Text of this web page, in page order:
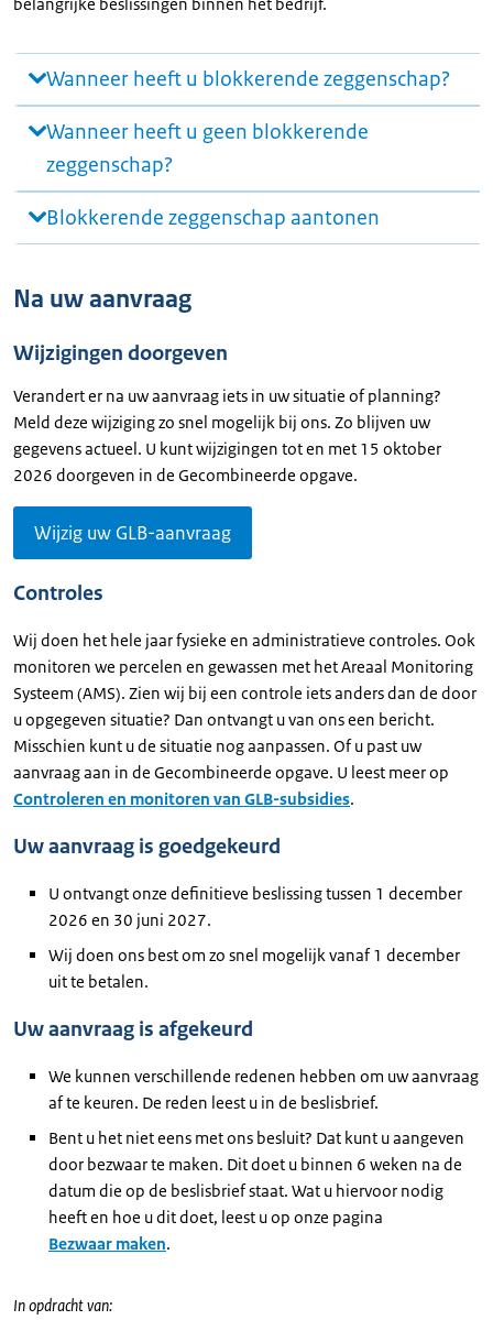
Wanneer heeft u blokkerende zeggenschap?
Wanneer heeft u geen blokkerende
zeggenschap?
Blokkerende zeggenschap aantonen
Na uw aanvraag
Wijzigingen doorgeven
Verandert er na uw aanvraag iets in uw situatie of planning?
Meld deze wijziging zo snel mogelijk bij ons. Zo blijven uw
gegevens actueel. U kunt wijzigingen tot en met 15 oktober
2026 doorgeven in de Gecombineerde opgave.
Wijzig uw GLB-aanvraag
Controles
Wij doen het hele jaar fysieke en administratieve controles. Ook
monitoren we percelen en gewassen met het Areaal Monitoring
Systeem (AMS). Zien wij bij een controle iets anders dan de door
u opgegeven situatie? Dan ontvangt u van ons een bericht.
Misschien kunt u de situatie nog aanpassen. Of u past uw
aanvraag aan in de Gecombineerde opgave. U leest meer op
Controleren en monitoren van GLB-subsidies.
Uw aanvraag is goedgekeurd
U ontvangt onze definitieve beslissing tussen 1 december
2026 en 30 juni 2027.
Wij doen ons best om zo snel mogelijk vanaf 1 december
uit te betalen.
Uw aanvraag is afgekeurd
We kunnen verschillende redenen hebben om uw aanvraag
af te keuren. De reden leest u in de beslisbrief.
Bent u het niet eens met ons besluit? Dat kunt u aangeven
door bezwaar te maken. Dit doet u binnen 6 weken na de
datum die op de beslisbrief staat. Wat u hiervoor nodig
heeft en hoe u dit doet, leest u op onze pagina
Bezwaar maken.
In opdracht van: